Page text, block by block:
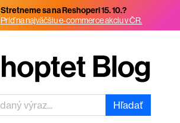
Stretneme sa na Reshoperi 15. 10.?
Príď na najväčšiu e-commerce akciu v ČR.
Hľadať